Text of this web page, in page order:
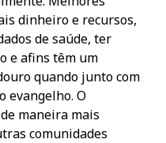
dinheiro e recursos,
de saúde, ter
e afins têm um
quando junto com
evangelho. O
maneira mais
comunidades